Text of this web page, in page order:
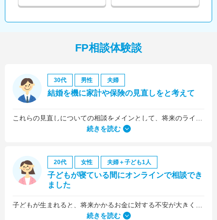
FP相談体験談
30代 男性 夫婦
結婚を機に家計や保険の見直しをと考えて
続きを読む
20代 女性 夫婦＋子ども1人
子どもが寝ている間にオンラインで相談でき
ました
何より、とても親身になって対応してくださって大満足。うちと同じように子どもの将来のお金のことで悩んでいる友人にも教えました。
続きを読む